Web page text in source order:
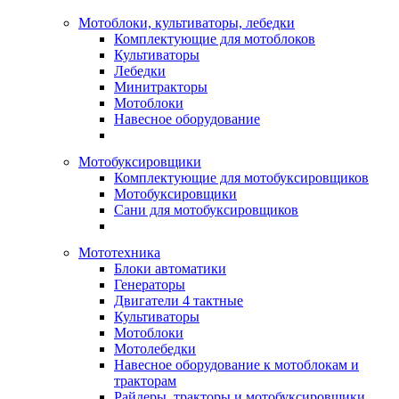
Мотоблоки, культиваторы, лебедки
Комплектующие для мотоблоков
Культиваторы
Лебедки
Минитракторы
Мотоблоки
Навесное оборудование
Мотобуксировщики
Комплектующие для мотобуксировщиков
Мотобуксировщики
Сани для мотобуксировщиков
Мототехника
Блоки автоматики
Генераторы
Двигатели 4 тактные
Культиваторы
Мотоблоки
Мотолебедки
Навесное оборудование к мотоблокам и
тракторам